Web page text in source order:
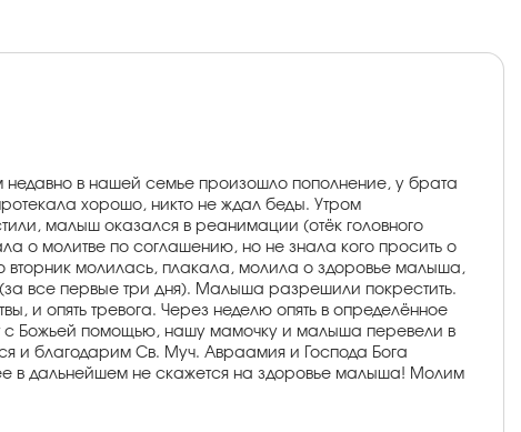
в нашей семье произошло пополнение, у брата
хорошо, никто не ждал беды. Утром
малыш оказался в реанимации (отёк головного
о молитве по соглашению, но не знала кого просить о
вторник молилась, плакала, молила о здоровье малыша,
все первые три дня). Малыша разрешили покрестить.
и опять тревога. Через неделю опять в определённое
с Божьей помощью, нашу мамочку и малыша перевели в
и благодарим Св. Муч. Авраамия и Господа Бога
в дальнейшем не скажется на здоровье малыша! Молим